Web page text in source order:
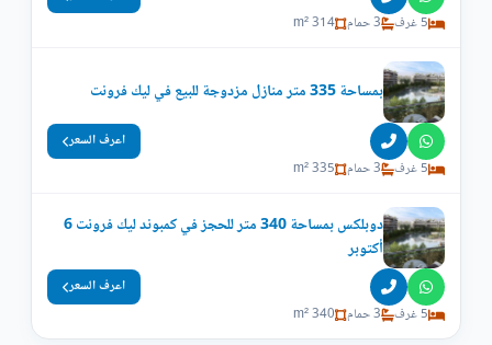
5 غرف 3 حمام 314 m²
بمساحة 335 متر منازل مزدوجة للبيع في ليك فرونت
5 غرف 3 حمام 335 m²
اعرف السعر
دوبلكس بمساحة 340 متر للحجز في كمبوند ليك فرونت 6
أكتوبر
5 غرف 3 حمام 340 m²
اعرف السعر